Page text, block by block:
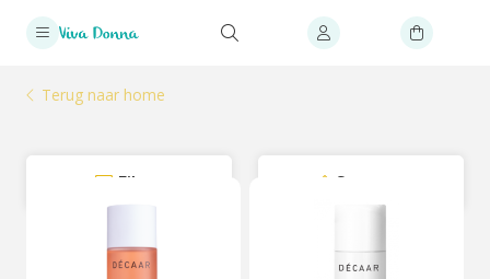
Terug naar home
Filter Sorteer